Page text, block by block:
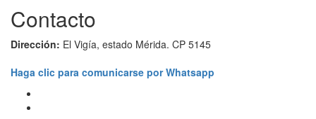
Contacto
Dirección: El Vigía, estado Mérida. CP 5145
Haga clic para comunicarse por Whatsapp